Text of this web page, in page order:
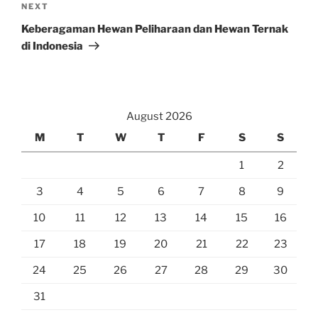
Next
Post
NEXT
Keberagaman Hewan Peliharaan dan Hewan Ternak
di Indonesia
August 2026
M
T W T F S S
1 2
3 4 5 6 7 8 9
10 11 12 13 14 15 16
17 18 19 20 21 22 23
24 25 26 27 28 29 30
31